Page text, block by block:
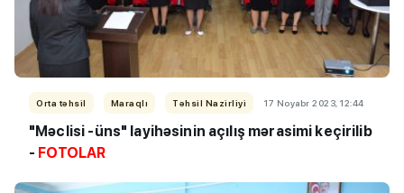
Orta təhsil Maraqlı Təhsil Nazirliyi 17 Noyabr 2023, 12:44
"Məclisi -üns" layihəsinin açılış mərasimi keçirilib
- FOTOLAR